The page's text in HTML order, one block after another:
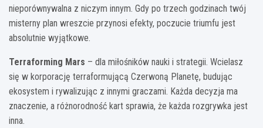
nieporównywalna z niczym innym. Gdy po trzech godzinach twój
misterny plan wreszcie przynosi efekty, poczucie triumfu jest
absolutnie wyjątkowe.
Terraforming Mars – dla miłośników nauki i strategii. Wcielasz
się w korporację terraformującą Czerwoną Planetę, budując
ekosystem i rywalizując z innymi graczami. Każda decyzja ma
znaczenie, a różnorodność kart sprawia, że każda rozgrywka jest
inna.